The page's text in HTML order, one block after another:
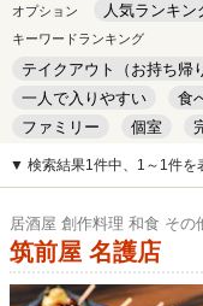
オプション 人気ランキン
キーワードランキング
テイクアウト（お持ち帰
一人で入りやすい
食
ファミリー
個室
キッズルーム
安い
▼ 検索結果1件中、1～1件を
居酒屋 創作料理 和食 その
筑前屋 名護店